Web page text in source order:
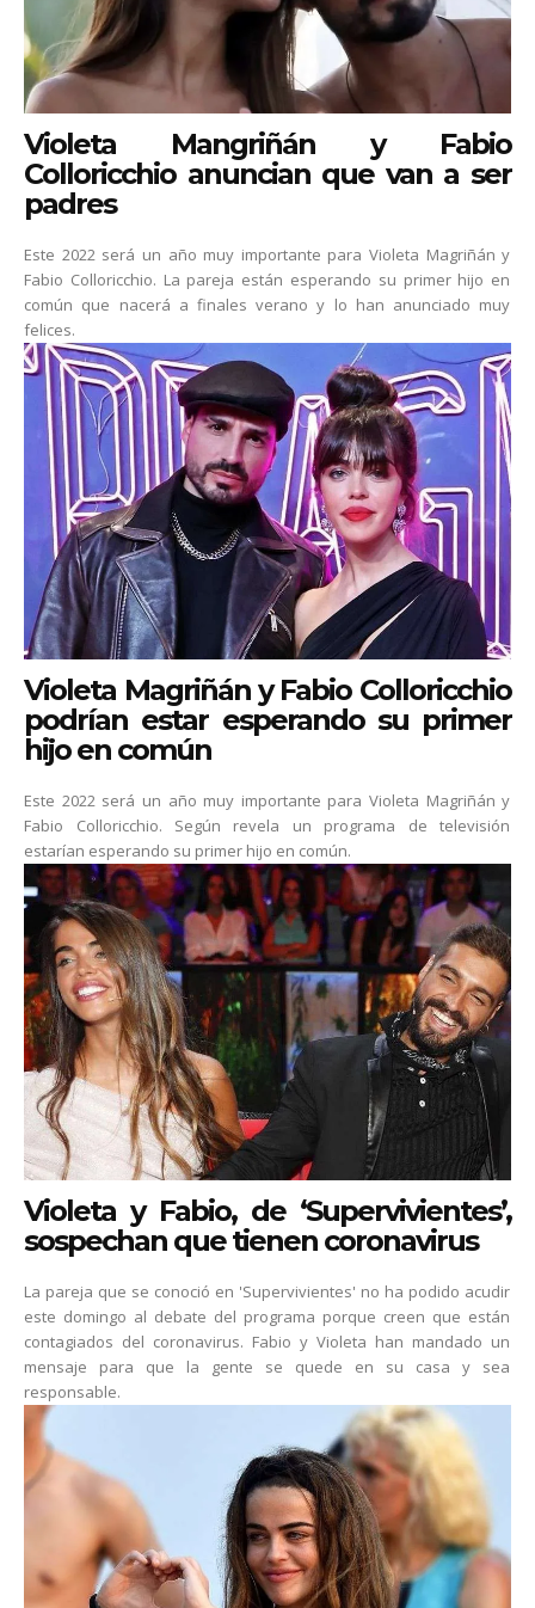
Violeta Mangriñán y Fabio
Colloricchio anuncian que van a ser
padres
Este 2022 será un año muy importante para Violeta Magriñán y
Fabio Colloricchio. La pareja están esperando su primer hijo en
común que nacerá a finales verano y lo han anunciado muy
felices.
Violeta Magriñán y Fabio Colloricchio
podrían estar esperando su primer
hijo en común
Este 2022 será un año muy importante para Violeta Magriñán y
Fabio Colloricchio. Según revela un programa de televisión
estarían esperando su primer hijo en común.
Violeta y Fabio, de ‘Supervivientes’,
sospechan que tienen coronavirus
La pareja que se conoció en 'Supervivientes' no ha podido acudir
este domingo al debate del programa porque creen que están
contagiados del coronavirus. Fabio y Violeta han mandado un
mensaje para que la gente se quede en su casa y sea
responsable.